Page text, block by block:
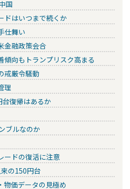
国
はいつまで続くか
仕舞い
融政策会合
向もトランプリスク高まる
戒厳令騒動
理
復帰はあるか
ブルなのか
ドの復活に注意
の150円台
価データの見極め